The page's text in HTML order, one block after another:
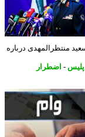
درباره
-اضطرار